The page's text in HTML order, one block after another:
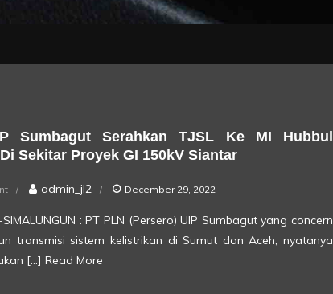
Sumbagut Serahkan TJSL Ke MI Hubbul
Sekitar Proyek GI 150kV Siantar
on
Sumbagut
admin_jl2 December 29, 2022
SIMALUNGUN : PT PLN (Persero) UIP Sumbagut yang concern
transmisi sistem kelistrikan di Sumut dan Aceh, nyatanya
[…] Read More